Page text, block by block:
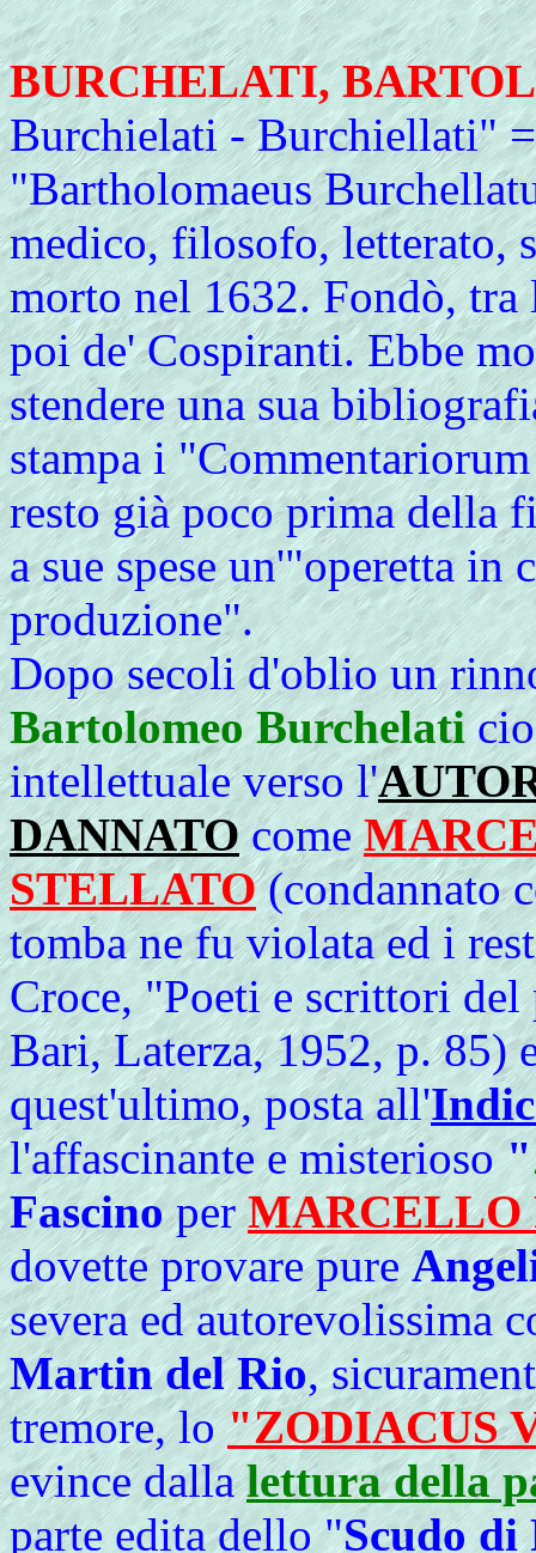
BURCHELATI,
Burchielati - Burchiellati"
"Bartholomaeus
medico, filosofo, letterato,
morto nel 1632. Fondò,
poi de' Cospiranti. Ebbe
stendere una sua
stampa i
resto già poco prima della
a sue spese un'"operetta
produzione".
Dopo secoli d'oblio un
Bartolomeo Burchelati
intellettuale verso l'
DANNATOcome
STELLATO(condannato
tomba ne fu violata ed i
Croce, "Poeti e scrittori
Bari, Laterza, 1952, p. 85)
quest'ultimo, posta all'
l'affascinante e misterioso"
FascinoperMARCELLO
dovette provare pure
severa ed autorevolissima
Martin del Rio,
tremore, lo"ZODIACUS
evince dallalettura della
parte edita dello"Scudo